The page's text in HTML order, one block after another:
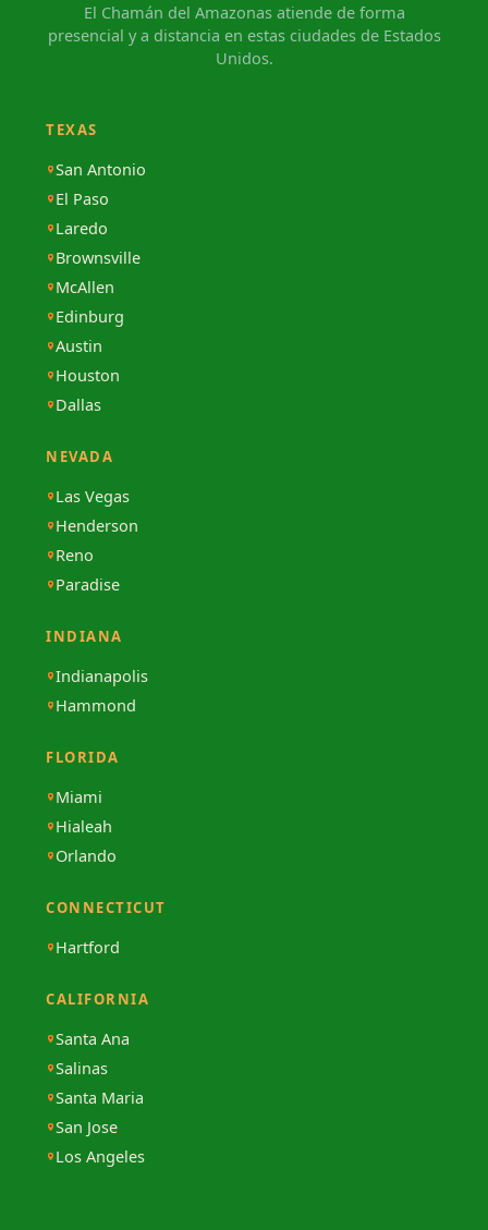
El Chamán del Amazonas atiende de forma
presencial y a distancia en estas ciudades de Estados
Unidos.
TEXAS
San Antonio
El Paso
Laredo
Brownsville
McAllen
Edinburg
Austin
Houston
Dallas
NEVADA
Las Vegas
Henderson
Reno
Paradise
INDIANA
Indianapolis
Hammond
FLORIDA
Miami
Hialeah
Orlando
CONNECTICUT
Hartford
CALIFORNIA
Santa Ana
Salinas
Santa Maria
San Jose
Los Angeles